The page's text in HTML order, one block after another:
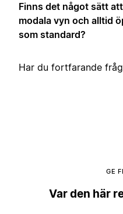
Finns det något sätt
modala vyn och alltid
som standard?
Har du fortfarande
GE
Var den här